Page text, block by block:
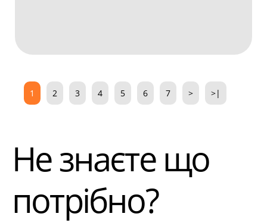
1 2 3 4 5 6 7 > >|
Не знаєте що
потрібно?